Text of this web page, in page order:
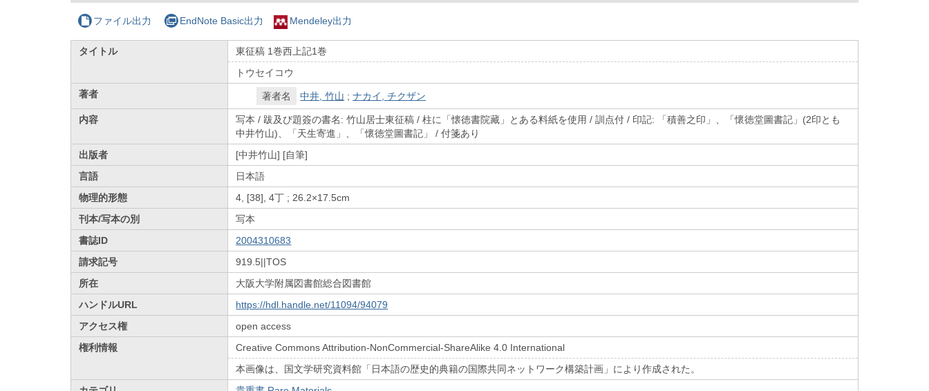
ファイル出力 EndNote Basic出力 Mendeley出力
タイトル
東征稿 1巻西上記1巻
トウセイコウ
著者
著者名 中井, 竹山 ;ナカイ, チクザン
内容
写本 / 跋及び題簽の書名: 竹山居士東征稿 / 柱に「懐徳書院藏」とある料紙を使用 / 訓点付 / 印記: 「積善之印」、「懷徳堂圖書記」(2印とも
中井竹山)、「天生寄進」、「懷徳堂圖書記」 / 付箋あり
出版者
[中井竹山] [自筆]
言語
日本語
物理的形態
4, [38], 4丁 ; 26.2×17.5cm
刊本/写本の別
写本
書誌ID
2004310683
請求記号
919.5||TOS
所在
大阪大学附属図書館総合図書館
ハンドルURL
https://hdl.handle.net/11094/94079
アクセス権
open access
権利情報
Creative Commons Attribution-NonCommercial-ShareAlike 4.0 International
本画像は、国文学研究資料館「日本語の歴史的典籍の国際共同ネットワーク構築計画」により作成された。